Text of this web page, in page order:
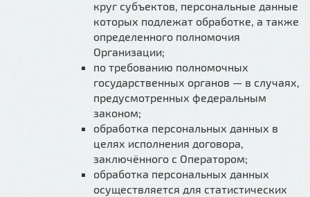
круг субъектов, персональные данные
которых подлежат обработке, а также
определенного полномочия
Организации;
по требованию полномочных
государственных органов — в случаях,
предусмотренных федеральным
законом;
обработка персональных данных в
целях исполнения договора,
заключённого с Оператором;
обработка персональных данных
осуществляется для статистических